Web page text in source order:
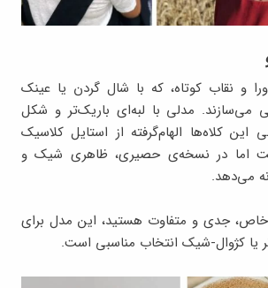
و نقاب کوتاه، که با شال گردن یا عینک
می‌سازند. مدلی با لبه‌ای باریک‌تر و شکل
این کلاه‌ها الهام‌گرفته از استایل کلاسیک
اما در نسخه‌ی حصیری، ظاهری شیک و
می‌دهد.
خاص، جدی و متفاوت هستید، این مدل برای
یا کژوال-شیک انتخاب مناسبی‌ است.